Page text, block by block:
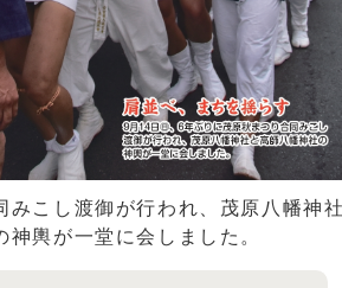
みこし渡御が行われ、茂原八幡神
神輿が一堂に会しました。